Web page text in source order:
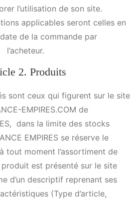
l’utilisation de son site.
applicables seront celles en
de la commande par
l’acheteur.
2. Produits
sont ceux qui figurent sur le site
EMPIRES.COM de
dans la limite des stocks
EMPIRES se réserve le
tout moment l’assortiment de
est présenté sur le site
d’un descriptif reprenant ses
(Type d’article,